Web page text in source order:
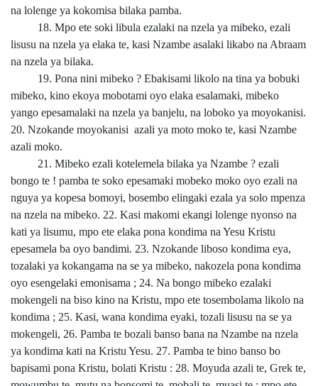
na lolenge ya kokomisa bilaka pamba.
18. Mpo ete soki libula ezalaki na nzela ya mibeko, ezali
lisusu na nzela ya elaka te, kasi Nzambe asalaki likabo na Abraam
na nzela ya bilaka.
19. Pona nini mibeko ? Ebakisami likolo na tina ya bobuki
mibeko, kino ekoya mobotami oyo elaka esalamaki, mibeko
yango epesamalaki na nzela ya banjelu, na loboko ya moyokanisi.
20. Nzokande moyokanisi azali ya moto moko te, kasi Nzambe
azali moko.
21. Mibeko ezali kotelemela bilaka ya Nzambe ? ezali
bongo te ! pamba te soko epesamaki mobeko moko oyo ezali na
nguya ya kopesa bomoyi, bosembo elingaki ezala ya solo mpenza
na nzela na mibeko. 22. Kasi makomi ekangi lolenge nyonso na
kati ya lisumu, mpo ete elaka pona kondima na Yesu Kristu
epesamela ba oyo bandimi. 23. Nzokande liboso kondima eya,
tozalaki ya kokangama na se ya mibeko, nakozela pona kondima
oyo esengelaki emonisama ; 24. Na bongo mibeko ezalaki
mokengeli na biso kino na Kristu, mpo ete tosembolama likolo na
kondima ; 25. Kasi, wana kondima eyaki, tozali lisusu na se ya
mokengeli, 26. Pamba te bozali banso bana na Nzambe na nzela
ya kondima kati na Kristu Yesu. 27. Pamba te bino banso bo
bapisami pona Kristu, bolati Kristu : 28. Moyuda azali te, Grek te,